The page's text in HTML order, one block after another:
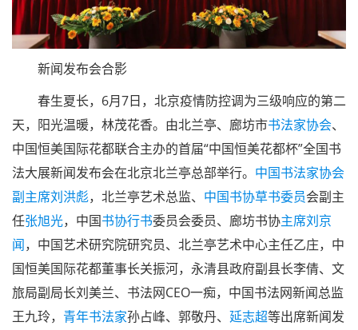
新闻发布会合影
春生夏长，6月7日，北京疫情防控调为三级响应的第二
天，阳光温暖，林茂花香。由北兰亭、廊坊市书法家协会、
中国恒美国际花都联合主办的首届“中国恒美花都杯”全国书
法大展新闻发布会在北京北兰亭总部举行。 中国书法家协会
副主席刘洪彪，北兰亭艺术总监、 中国书协草书委员会副主
任张旭光，中国书协行书委员会委员、廊坊书协主席刘京
闻，中国艺术研究院研究员、北兰亭艺术中心主任乙庄，中
国恒美国际花都董事长关振河，永清县政府副县长李倩、文
旅局副局长刘美兰、书法网CEO一痴，中国书法网新闻总监
王九玲， 青年书法家孙占峰、郭敬丹、 延志超等出席新闻发